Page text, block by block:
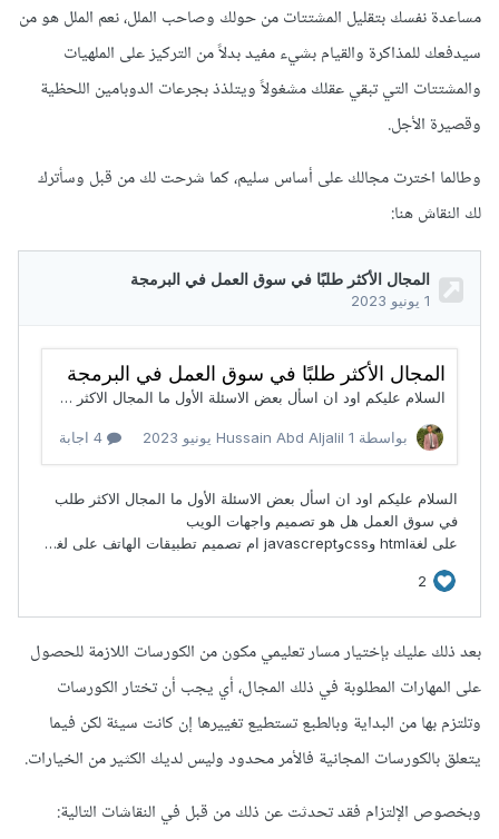
مساعدة نفسك بتقليل المشتتات من حولك وصاحب الملل، نعم الملل هو من
سيدفعك للمذاكرة والقيام بشيء مفيد بدلاً من التركيز على الملهيات
والمشتتات التي تبقي عقلك مشغولاً ويتلذذ بجرعات الدوبامين اللحظية
وقصيرة الأجل.
وطالما اخترت مجالك على أساس سليم، كما شرحت لك من قبل وسأترك
لك النقاش هنا:
بعد ذلك عليك بإختيار مسار تعليمي مكون من الكورسات اللازمة للحصول
على المهارات المطلوبة في ذلك المجال، أي يجب أن تختار الكورسات
وتلتزم بها من البداية وبالطبع تستطيع تغييرها إن كانت سيئة لكن فيما
يتعلق بالكورسات المجانية فالأمر محدود وليس لديك الكثير من الخيارات.
وبخصوص الإلتزام فقد تحدثت عن ذلك من قبل في النقاشات التالية: